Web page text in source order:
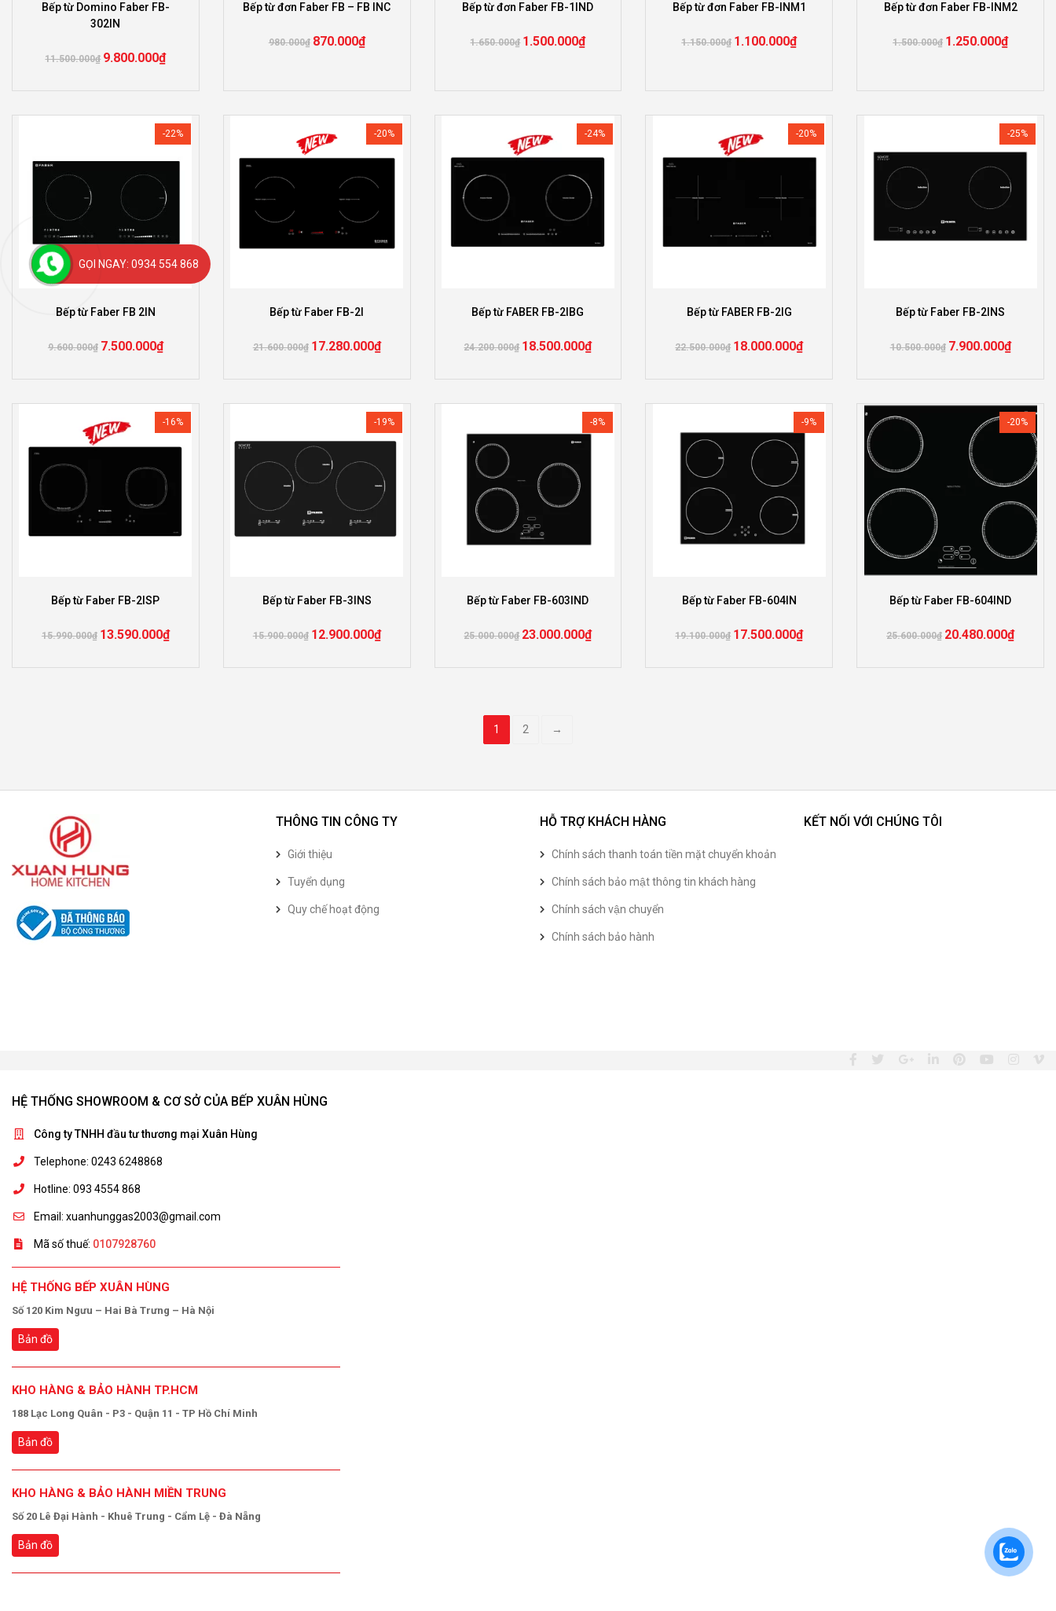
Bếp từ Domino Faber FB-
302IN
11.500.000₫ 9.800.000₫
Bếp từ đơn Faber FB – FB INC
980.000₫ 870.000₫
Bếp từ đơn Faber FB-1IND
1.650.000₫ 1.500.000₫
Bếp từ đơn Faber FB-INM1
1.150.000₫ 1.100.000₫
Bếp từ đơn Faber FB-INM2
1.500.000₫ 1.250.000₫
-22%
Bếp từ Faber FB 2IN
9.600.000₫ 7.500.000₫
-20%
Bếp từ Faber FB-2I
21.600.000₫ 17.280.000₫
-24%
Bếp từ FABER FB-2IBG
24.200.000₫ 18.500.000₫
-20%
Bếp từ FABER FB-2IG
22.500.000₫ 18.000.000₫
-25%
Bếp từ Faber FB-2INS
10.500.000₫ 7.900.000₫
-16%
Bếp từ Faber FB-2ISP
15.990.000₫ 13.590.000₫
-19%
Bếp từ Faber FB-3INS
15.900.000₫ 12.900.000₫
-8%
Bếp từ Faber FB-603IND
25.000.000₫ 23.000.000₫
-9%
Bếp từ Faber FB-604IN
19.100.000₫ 17.500.000₫
-20%
Bếp từ Faber FB-604IND
25.600.000₫ 20.480.000₫
1 2 →
THÔNG TIN CÔNG TY
Giới thiệu
Tuyển dụng
Quy chế hoạt động
HỖ TRỢ KHÁCH HÀNG
Chính sách thanh toán tiền mặt chuyển khoản
Chính sách bảo mật thông tin khách hàng
Chính sách vận chuyển
Chính sách bảo hành
KẾT NỐI VỚI CHÚNG TÔI
HỆ THỐNG SHOWROOM & CƠ SỞ CỦA BẾP XUÂN HÙNG
Công ty TNHH đầu tư thương mại Xuân Hùng
Telephone: 0243 6248868
Hotline: 093 4554 868
Email: xuanhunggas2003@gmail.com
Mã số thuế: 0107928760
HỆ THỐNG BẾP XUÂN HÙNG
Số 120 Kim Ngưu – Hai Bà Trưng – Hà Nội
Bản đồ
KHO HÀNG & BẢO HÀNH TP.HCM
188 Lạc Long Quân - P3 - Quận 11 - TP Hồ Chí Minh
Bản đồ
KHO HÀNG & BẢO HÀNH MIỀN TRUNG
Số 20 Lê Đại Hành - Khuê Trung - Cẩm Lệ - Đà Nẵng
Bản đồ
GỌI NGAY: 0934 554 868